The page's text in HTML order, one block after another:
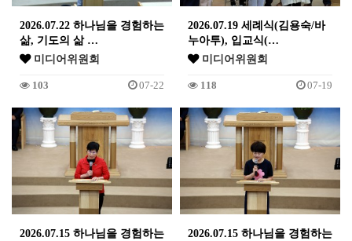
2026.07.22 하나님을 경험하는
삶, 기도의 삶 …
미디어위원회
103 07-22
2026.07.19 세례식(김용숙/바
누아투), 입교식(…
미디어위원회
118 07-19
2026.07.15 하나님을 경험하는
2026.07.15 하나님을 경험하는